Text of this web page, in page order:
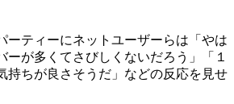
ーティーにネットユーザーらは「やは
ーが多くてさびしくないだろう」「１
持ちが良さそうだ」などの反応を見せ